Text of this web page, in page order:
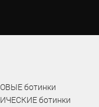
ботинки
ботинки